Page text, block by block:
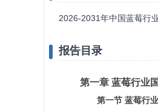
2026-2031年中国蓝莓行
报告目录
第一章 蓝莓行业
第一节 蓝莓行